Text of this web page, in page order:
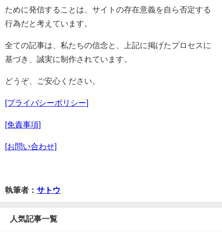
ために発信することは、サイトの存在意義を自ら否定する
行為だと考えています。
全ての記事は、私たちの信念と、上記に掲げたプロセスに
基づき、誠実に制作されています。
どうぞ、ご安心ください。
[プライバシーポリシー]
[免責事項]
[お問い合わせ]
執筆者： サトウ
人気記事一覧